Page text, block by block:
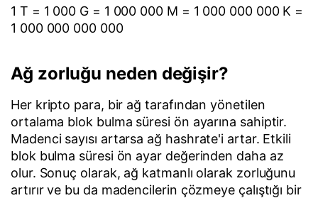
1 T = 1 000 G = 1 000 000 M = 1 000 000 000 K =
1 000 000 000 000
Ağ zorluğu neden değişir?
Her kripto para, bir ağ tarafından yönetilen
ortalama blok bulma süresi ön ayarına sahiptir.
Madenci sayısı artarsa ağ hashrate'i artar. Etkili
blok bulma süresi ön ayar değerinden daha az
olur. Sonuç olarak, ağ katmanlı olarak zorluğunu
artırır ve bu da madencilerin çözmeye çalıştığı bir